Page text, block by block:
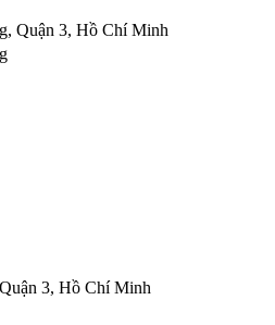
Quận 3, Hồ Chí Minh
3, Hồ Chí Minh